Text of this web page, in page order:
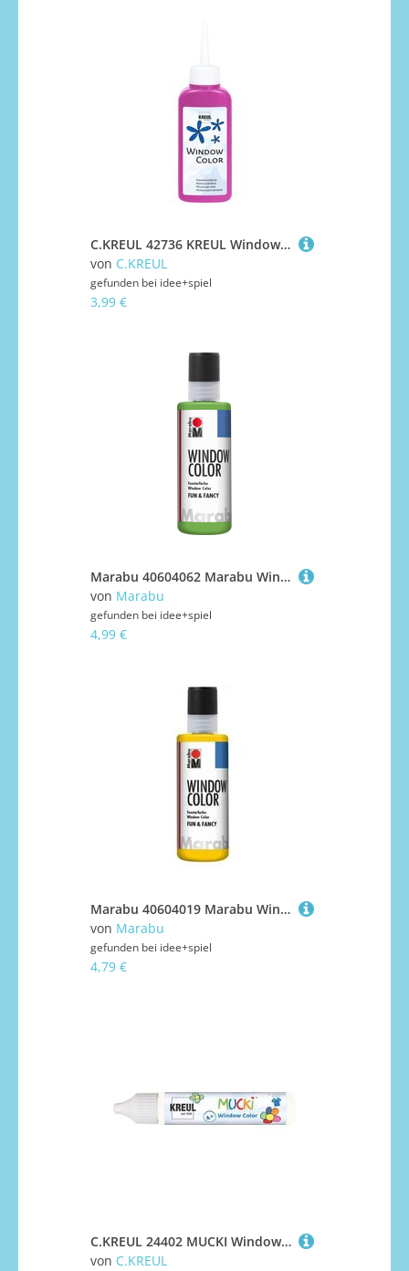
C.KREUL 42736 KREUL Window Color Pink 80 ml
von C.KREUL
gefunden bei idee+spiel
3,99 €
Marabu 40604062 Marabu Window Color fun & fancy Hellgrün 062, 80 ml
von Marabu
gefunden bei idee+spiel
4,99 €
Marabu 40604019 Marabu Window Color fun & fancy Gelb 019, 80 ml
von Marabu
gefunden bei idee+spiel
4,79 €
C.KREUL 24402 MUCKI Window Color Weiß 29 ml
von C.KREUL